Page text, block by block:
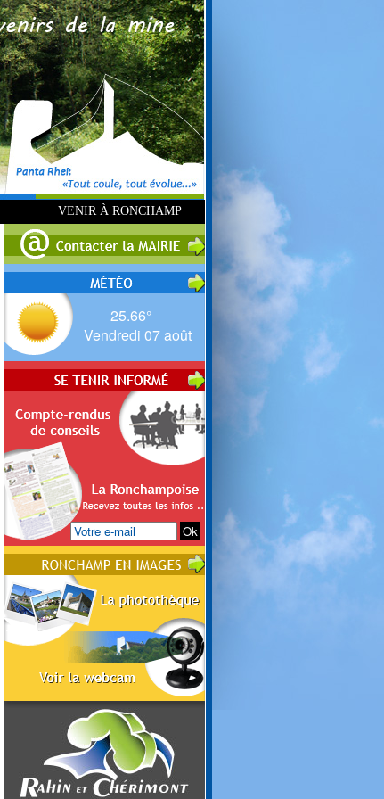
VENIR À RONCHAMP
25.66°
Vendredi 07 août